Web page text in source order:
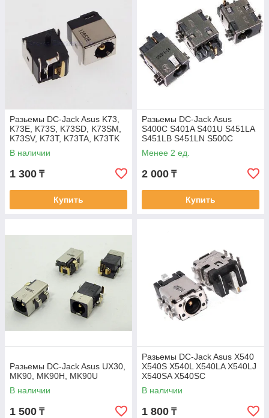
Разьемы DC-Jack Asus K73,
K73E, K73S, K73SD, K73SM,
K73SV, K73T, K73TA, K73TK
В наличии
1 300 ₸
Купить
Разьемы DC-Jack Asus
S400C S401A S401U S451LA
S451LB S451LN S500C
S500CA S501A S501U S551L
S551LA S551LB
Менее 2 ед.
2 000 ₸
Купить
Разьемы DC-Jack Asus UX30,
MK90, MK90H, MK90U
В наличии
1 500 ₸
Разьемы DC-Jack Asus X540
X540S X540L X540LA X540LJ
X540SA X540SC
В наличии
1 800 ₸